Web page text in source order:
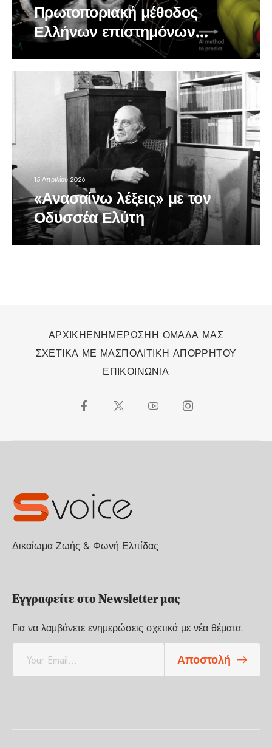
Πρωτοποριακή μέθοδος
Ελλήνων επιστημόνων
ανιχνεύει καρδιακά
προβλήματα
15 Απριλίου 2026
«Ανασαίνω λέξεις» με τον
Οδυσσέα Ελύτη
ΑΡΧΙΚΗΕΝΗΜΕΡΩΣΗΗ ΟΜΑΔΑ ΜΑΣ
ΣΧΕΤΙΚΑ ΜΕ ΜΑΣΠΟΛΙΤΙΚΗ ΑΠΟΡΡΗΤΟΥ
ΕΠΙΚΟΙΝΩΝΙΑ
Δικαίωμα Ζωής & Φωνή Ελπίδας
Εγγραφείτε στο Newsletter μας
Για να λαμβάνετε ενημερώσεις σχετικά με νέα θέματα.
a
Αποστολή